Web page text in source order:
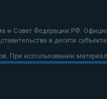
и Совет Федерации РФ.
в десяти
При использовании